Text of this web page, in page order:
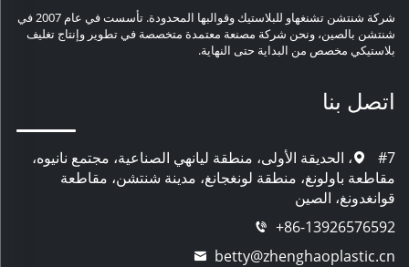
شركة شنتشن تشنغهاو للبلاستيك وقوالبها المحدودة. تأسست في عام 2007 في
شنتشن بالصين، ونحن شركة مصنعة معتمدة متخصصة في تطوير وإنتاج تغليف
بلاستيكي مخصص من البداية حتى النهاية.
اتصل بنا
#7، الحديقة الأولى، منطقة ليانهي الصناعية، مجتمع نانيوه،
مقاطعة باولونغ، منطقة لونغجانغ، مدينة شنتشن، مقاطعة
قوانغدونغ، الصين
+86-13926576592
betty@zhenghaoplastic.cn